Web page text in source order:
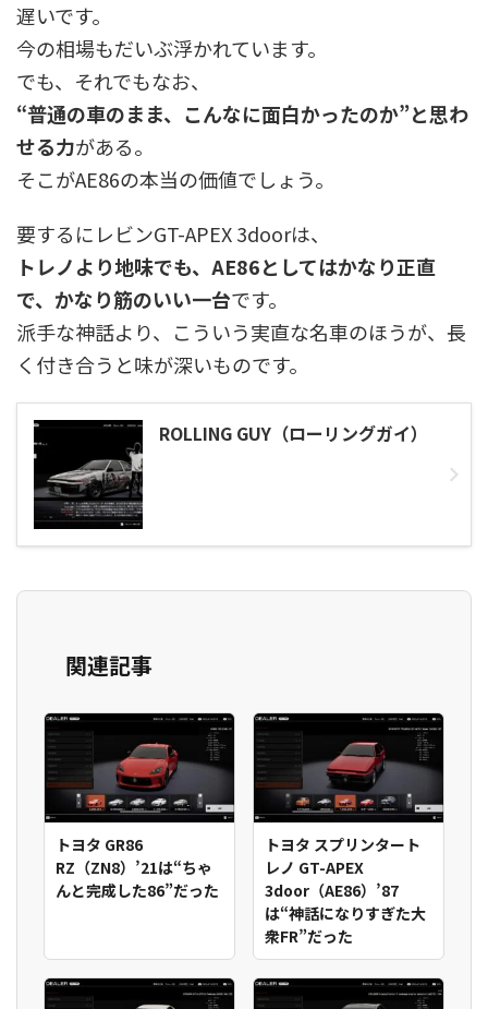
遅いです。
今の相場もだいぶ浮かれています。
でも、それでもなお、
“普通の車のまま、こんなに面白かったのか”と思わ
せる力がある。
そこがAE86の本当の価値でしょう。
要するにレビンGT-APEX 3doorは、
トレノより地味でも、AE86としてはかなり正直
で、かなり筋のいい一台です。
派手な神話より、こういう実直な名車のほうが、長
く付き合うと味が深いものです。
ROLLING GUY（ローリングガイ）
関連記事
トヨタ GR86
RZ（ZN8）’21は“ちゃ
んと完成した86”だった
トヨタ スプリンタート
レノ GT-APEX
3door（AE86）’87
は“神話になりすぎた大
衆FR”だった